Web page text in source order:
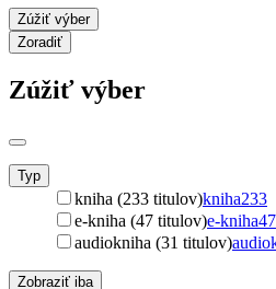
Zúžiť výber
Zoradiť
Zúžiť výber
Typ
kniha (233 titulov)kniha233
e-kniha (47 titulov)e-kniha47
audiokniha (31 titulov)
Zobraziť iba